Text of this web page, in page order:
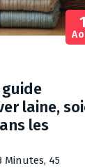
1
laine,
les
Minutes, 45